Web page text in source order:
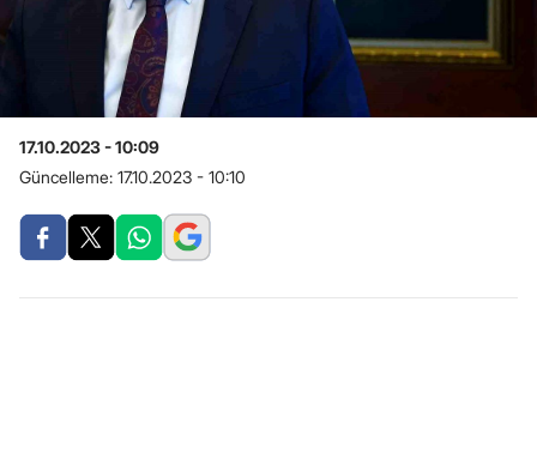
17.10.2023 - 10:09
Güncelleme: 17.10.2023 - 10:10